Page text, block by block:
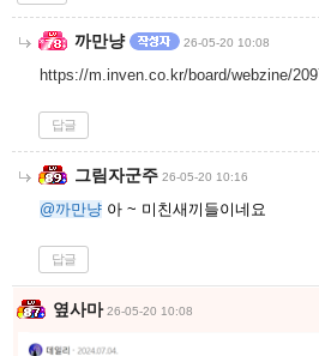
까만냥 26-05-20 10:08
https://m.inven.co.kr/board/webzine/
답글
그림자군주 26-05-20 10:16
@까만냥 아 ~ 미친새끼들이네요
답글
옆사마 26-05-20 10:08